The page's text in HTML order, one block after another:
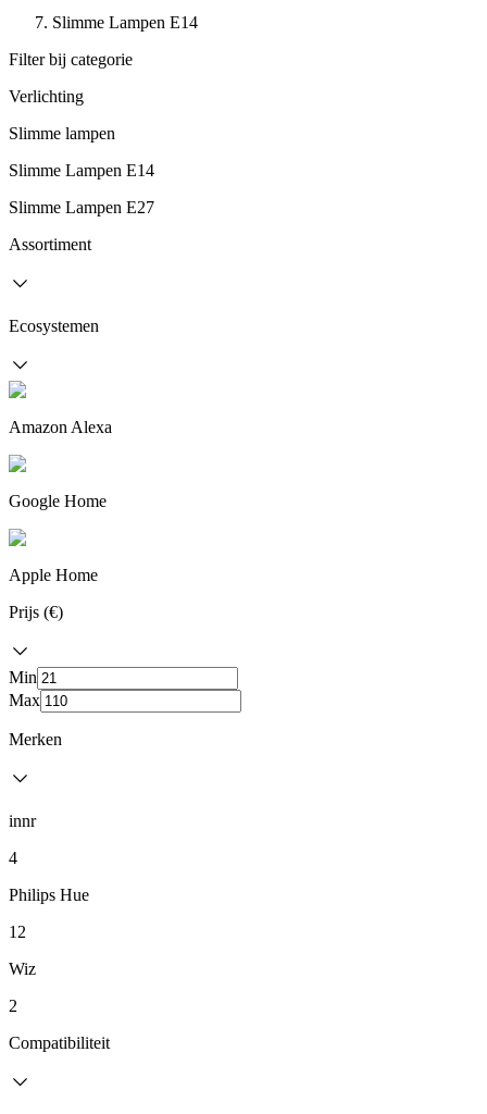
Slimme Lampen E14
Filter bij categorie
Verlichting
Slimme lampen
Slimme Lampen E14
Slimme Lampen E27
Assortiment
Ecosystemen
Amazon Alexa
Google Home
Apple Home
Prijs (€)
Min
Max
Merken
innr
4
Philips Hue
12
Wiz
2
Compatibiliteit